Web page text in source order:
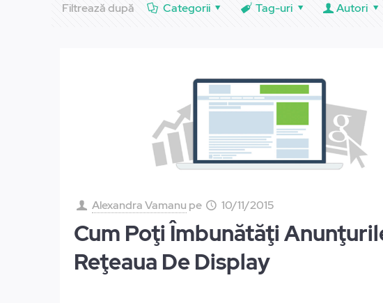
Filtrează după Categorii Tag-uri Autori
Alexandra Vamanu pe 10/11/2015
Cum Poţi Îmbunătăţi
Reţeaua De Display